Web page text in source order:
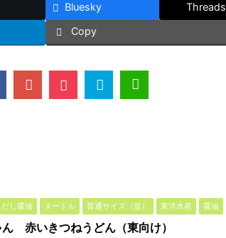
Bluesky
Threads
Copy
だし醤油 ヌードル 普通サイズ（並） 東洋水産 醤油
赤いきつねうどん（東向け）